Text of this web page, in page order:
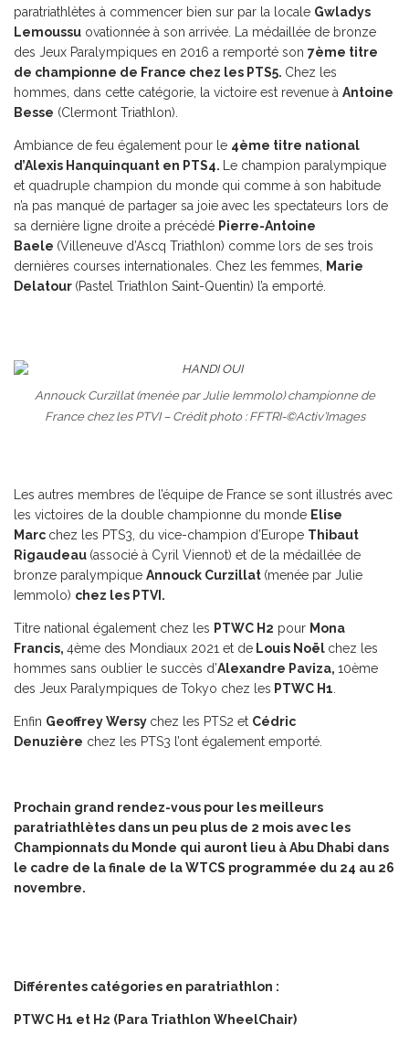
paratriathlètes à commencer bien sur par la locale Gwladys
Lemoussu ovationnée à son arrivée. La médaillée de bronze
des Jeux Paralympiques en 2016 a remporté son 7ème titre
de championne de France chez les PTS5. Chez les
hommes, dans cette catégorie, la victoire est revenue à Antoine
Besse (Clermont Triathlon).
Ambiance de feu également pour le 4ème titre national
d’Alexis Hanquinquant en PTS4.
Le champion paralympique
et quadruple champion du monde qui comme à son habitude
n’a pas manqué de partager sa joie avec les spectateurs lors de
sa dernière ligne droite a précédé Pierre-Antoine
Baele (Villeneuve d’Ascq Triathlon) comme lors de ses trois
dernières courses internationales. Chez les femmes,
Marie
Delatour (Pastel Triathlon Saint-Quentin) l’a emporté.
Annouck Curzillat (menée par Julie Iemmolo) championne de
France chez les PTVI – Crédit photo : FFTRI-©Activ’Images
Les autres membres de l’équipe de France se sont illustrés avec
les victoires de la double championne du monde Elise
Marc chez les PTS3, du vice-champion d’Europe Thibaut
Rigaudeau (associé à Cyril Viennot) et de la médaillée de
bronze paralympique Annouck Curzillat (menée par Julie
Iemmolo) chez les PTVI.
Titre national également chez les PTWC H2 pour Mona
Francis, 4ème des Mondiaux 2021 et de Louis Noël chez les
hommes sans oublier le succès d’Alexandre Paviza, 10ème
des Jeux Paralympiques de Tokyo chez les PTWC H1
Enfin Geoffrey Wersy chez les PTS2 et Cédric
Denuzière chez les PTS3 l’ont également emporté.
Prochain grand rendez-vous pour les meilleurs
paratriathlètes dans un peu plus de 2 mois avec les
Championnats du Monde qui auront lieu à Abu Dhabi dans
le cadre de la finale de la WTCS programmée du 24 au 26
novembre.
Différentes catégories en paratriathlon :
PTWC H1 et H2 (Para Triathlon WheelChair)